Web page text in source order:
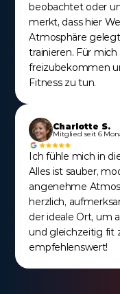
Charlotte S.
Mitglied seit 6
Ich fühle mich in
Alles ist sauber,
angenehme
herzlich,
der ideale Ort, um
und gleichzeitig fit
empfehlenswert!
beobachtet oder
merkt, dass hier
Atmosphäre
trainieren. Für
freizubekommen
Fitness zu tun.